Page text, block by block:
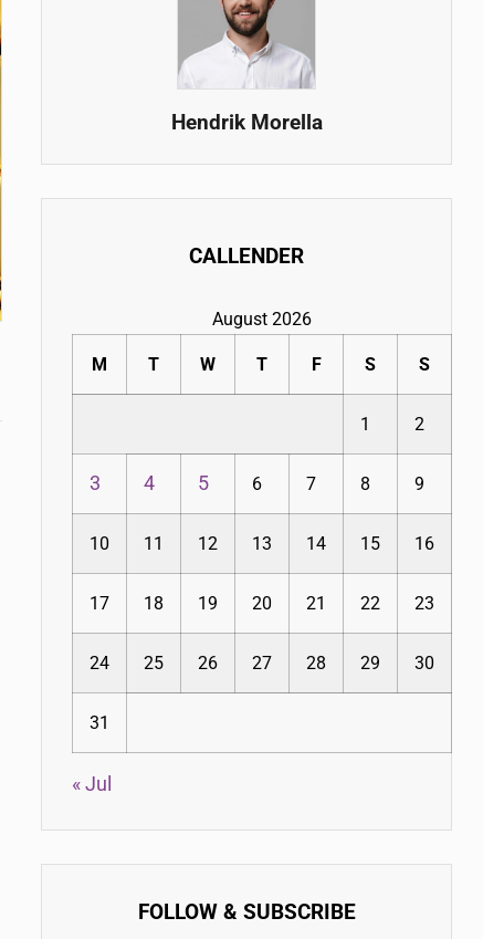
Hendrik Morella
CALLENDER
August 2026
M T W T F S S
1 2
3 4 5 6 7 8 9
10 11 12 13 14 15 16
17 18 19 20 21 22 23
24 25 26 27 28 29 30
31
« Jul
FOLLOW & SUBSCRIBE